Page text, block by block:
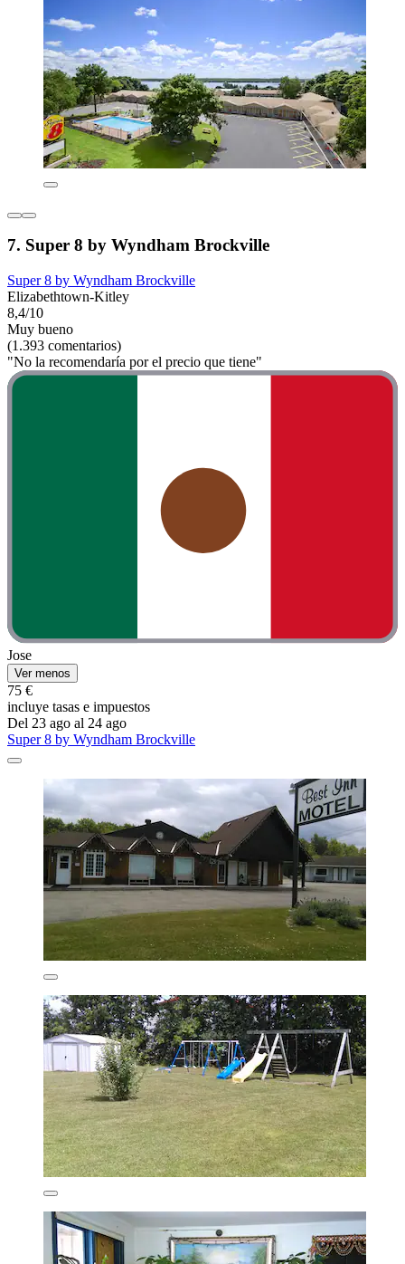
7. Super 8 by Wyndham Brockville
Super 8 by Wyndham Brockville
Elizabethtown-Kitley
8,4/10
Muy bueno
(1.393 comentarios)
"No la recomendaría por el precio que tiene"
Jose
Ver menos
75 €
incluye tasas e impuestos
Del 23 ago al 24 ago
Super 8 by Wyndham Brockville